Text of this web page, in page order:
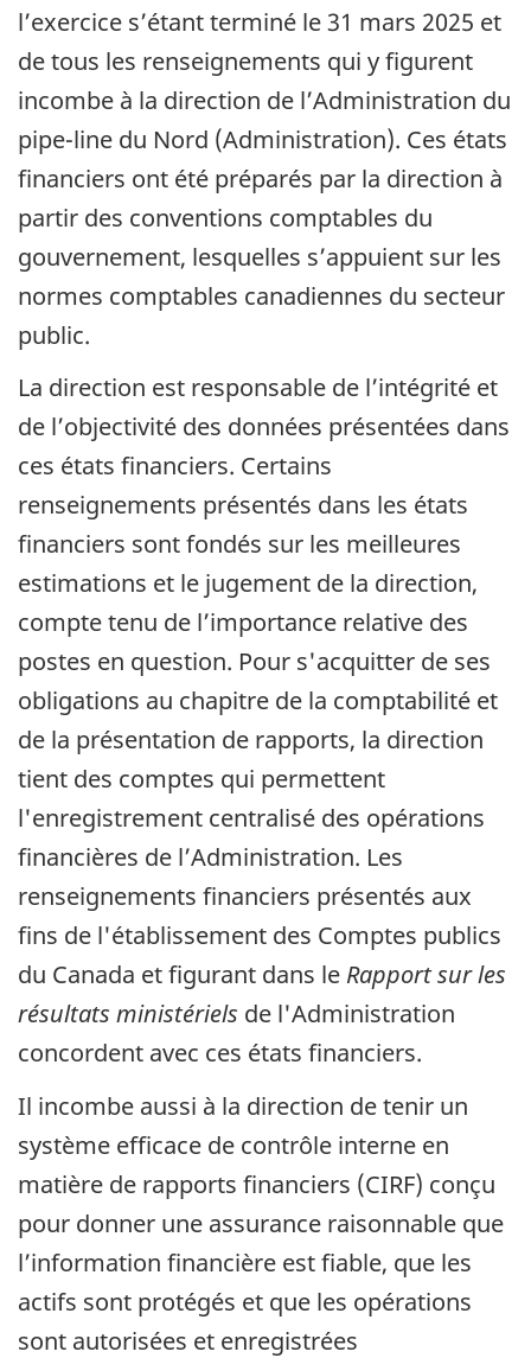
l’exercice s’étant terminé le 31 mars 2025 et
de tous les renseignements qui y figurent
incombe à la direction de l’Administration du
pipe-line du Nord (Administration). Ces états
financiers ont été préparés par la direction à
partir des conventions comptables du
gouvernement, lesquelles s’appuient sur les
normes comptables canadiennes du secteur
public.
La direction est responsable de l’intégrité et
de l’objectivité des données présentées dans
ces états financiers. Certains
renseignements présentés dans les états
financiers sont fondés sur les meilleures
estimations et le jugement de la direction,
compte tenu de l’importance relative des
postes en question. Pour s'acquitter de ses
obligations au chapitre de la comptabilité et
de la présentation de rapports, la direction
tient des comptes qui permettent
l'enregistrement centralisé des opérations
financières de l’Administration. Les
renseignements financiers présentés aux
fins de l'établissement des Comptes publics
du Canada et figurant dans le Rapport sur les
résultats ministériels de l'Administration
concordent avec ces états financiers.
Il incombe aussi à la direction de tenir un
système efficace de contrôle interne en
matière de rapports financiers (CIRF) conçu
pour donner une assurance raisonnable que
l’information financière est fiable, que les
actifs sont protégés et que les opérations
sont autorisées et enregistrées